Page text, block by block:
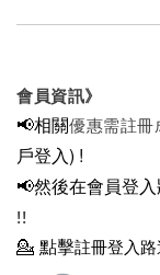
會員資訊》
📢相關優惠需註冊
戶登入) !
📢然後在會員登入
!!
💁 點擊註冊登入